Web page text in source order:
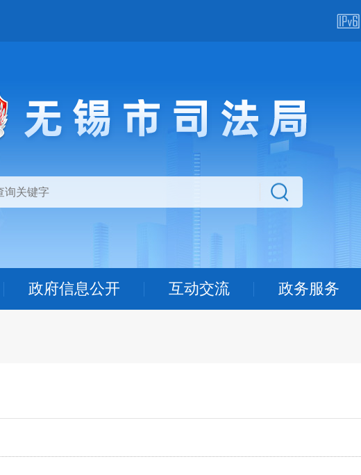
政府信息公开 互动交流 政务服务